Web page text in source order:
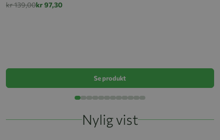
kr 139,00kr 97,30
Se produkt
Nylig vist